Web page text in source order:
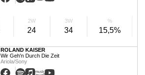
2W
24
3W
34
%
15,5%
ROLAND KAISER
Wir Geh'n Durch Die Zeit
Ariola/Sony